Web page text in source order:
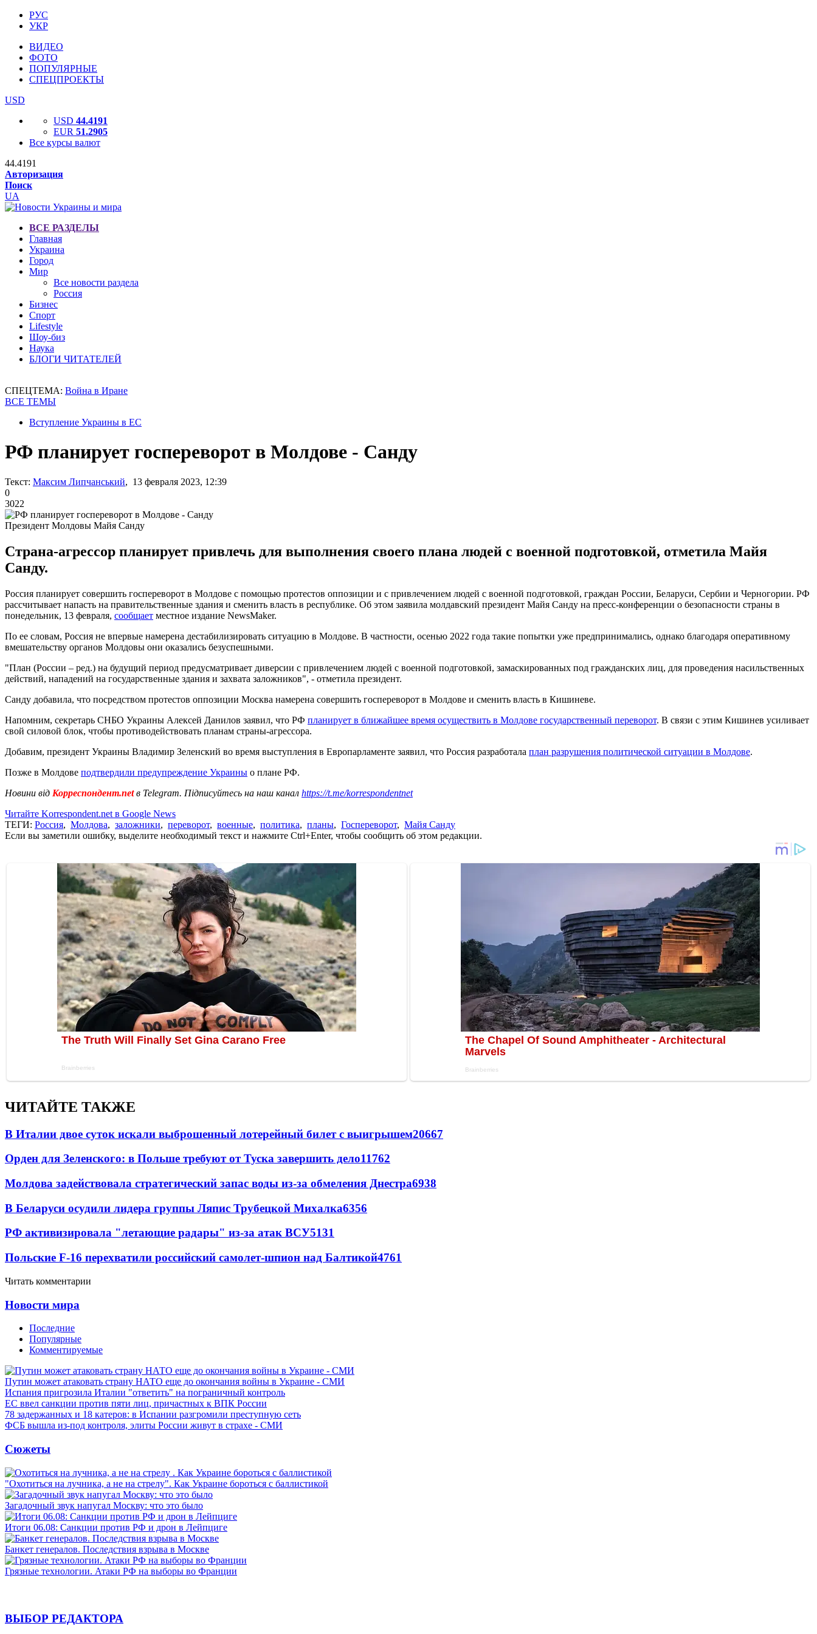
РУС
УКР
ВИДЕО
ФОТО
ПОПУЛЯРНЫЕ
СПЕЦПРОЕКТЫ
USD
USD 44.4191
EUR 51.2905
Все курсы валют
44.4191
Авторизация
Поиск
UA
ВСЕ РАЗДЕЛЫ
Главная
Украина
Город
Мир
Все новости раздела
Россия
Бизнес
Спорт
Lifestyle
Шоу-биз
Наука
БЛОГИ ЧИТАТЕЛЕЙ
СПЕЦТЕМА: Война в Иране
ВСЕ ТЕМЫ
Вступление Украины в ЕС
РФ планирует госпереворот в Молдове - Санду
Текст: Максим Липчанський, 13 февраля 2023, 12:39
0
3022
Президент Молдовы Майя Санду
Страна-агрессор планирует привлечь для выполнения своего плана людей с военной подготовкой, отметила Майя
Санду.
Россия планирует совершить госпереворот в Молдове с помощью протестов оппозиции и с привлечением людей с военной подготовкой, граждан России, Беларуси, Сербии и Черногории. РФ
рассчитывает напасть на правительственные здания и сменить власть в республике. Об этом заявила молдавский президент Майя Санду на пресс-конференции о безопасности страны в
понедельник, 13 февраля, сообщает местное издание NewsMaker.
По ее словам, Россия не впервые намерена дестабилизировать ситуацию в Молдове. В частности, осенью 2022 года такие попытки уже предпринимались, однако благодаря оперативному
вмешательству органов Молдовы они оказались безуспешными.
"План (России – ред.) на будущий период предусматривает диверсии с привлечением людей с военной подготовкой, замаскированных под гражданских лиц, для проведения насильственных
действий, нападений на государственные здания и захвата заложников", - отметила президент.
Санду добавила, что посредством протестов оппозиции Москва намерена совершить госпереворот в Молдове и сменить власть в Кишиневе.
Напомним, секретарь СНБО Украины Алексей Данилов заявил, что РФ планирует в ближайшее время осуществить в Молдове государственный переворот. В связи с этим Кишинев усиливает
свой силовой блок, чтобы противодействовать планам страны-агрессора.
Добавим, президент Украины Владимир Зеленский во время выступления в Европарламенте заявил, что Россия разработала план разрушения политической ситуации в Молдове.
Позже в Молдове подтвердили предупреждение Украины о плане РФ.
Новини від Корреспондент.netв Telegram. Підписуйтесь на наш канал https://t.me/korrespondentnet
Читайте Korrespondent.net в Google News
ТЕГИ: Россия, Молдова, заложники, переворот, военные, политика, планы, Госпереворот, Майя Санду
Если вы заметили ошибку, выделите необходимый текст и нажмите Ctrl+Enter, чтобы сообщить об этом редакции.
ЧИТАЙТЕ ТАКЖЕ
В Италии двое суток искали выброшенный лотерейный билет с выигрышем20667
Орден для Зеленского: в Польше требуют от Туска завершить дело11762
Молдова задействовала стратегический запас воды из-за обмеления Днестра6938
В Беларуси осудили лидера группы Ляпис Трубецкой Михалка6356
РФ активизировала "летающие радары" из-за атак ВСУ5131
Польские F-16 перехватили российский самолет-шпион над Балтикой4761
Читать комментарии
Новости мира
Последние
Популярные
Комментируемые
Путин может атаковать страну НАТО еще до окончания войны в Украине - СМИ
Испания пригрозила Италии "ответить" на пограничный контроль
ЕС ввел санкции против пяти лиц, причастных к ВПК России
78 задержанных и 18 катеров: в Испании разгромили преступную сеть
ФСБ вышла из-под контроля, элиты России живут в страхе - СМИ
Сюжеты
"Охотиться на лучника, а не на стрелу". Как Украине бороться с баллистикой
Загадочный звук напугал Москву: что это было
Итоги 06.08: Санкции против РФ и дрон в Лейпциге
Банкет генералов. Последствия взрыва в Москве
Грязные технологии. Атаки РФ на выборы во Франции
ВЫБОР РЕДАКТОРА